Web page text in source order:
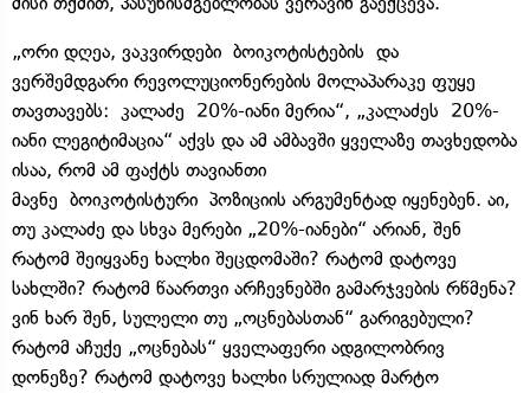
„ორი დღეა, ვაკვირდები ბოიკოტისტების და
ვერშემდგარი რევოლუციონერების მოლაპარაკე ფუყე
თავთავებს: კალაძე 20%-იანი მერია“, „კალაძეს 20%-
იანი ლეგიტიმაცია“ აქვს და ამ ამბავში ყველაზე თავხედობა
ისაა, რომ ამ ფაქტს თავიანთი
მავნე ბოიკოტისტური პოზიციის არგუმენტად იყენებენ. აი,
თუ კალაძე და სხვა მერები „20%-იანები“ არიან, შენ
რატომ შეიყვანე ხალხი შეცდომაში? რატომ დატოვე
სახლში? რატომ წაართვი არჩევნებში გამარჯვების რწმენა?
ვინ ხარ შენ, სულელი თუ „ოცნებასთან“ გარიგებული?
რატომ აჩუქე „ოცნებას“ ყველაფერი ადგილობრივ
დონეზე? რატომ დატოვე ხალხი სრულიად მარტო